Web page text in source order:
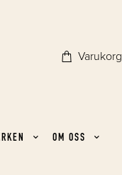
Varukorg
OM OSS